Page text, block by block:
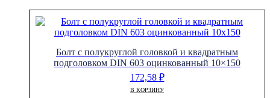
Болт с полукруглой головкой и квадратным
подголовком DIN 603 оцинкованный 10×150
172,58 ₽
В КОРЗИНУ